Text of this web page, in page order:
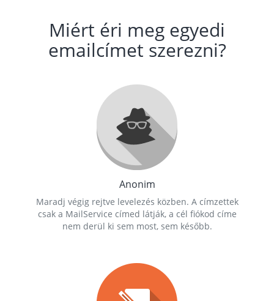
Miért éri meg egyedi
emailcímet szerezni?
Anonim
Maradj végig rejtve levelezés közben. A címzettek
csak a MailService címed látják, a cél fiókod címe
nem derül ki sem most, sem később.